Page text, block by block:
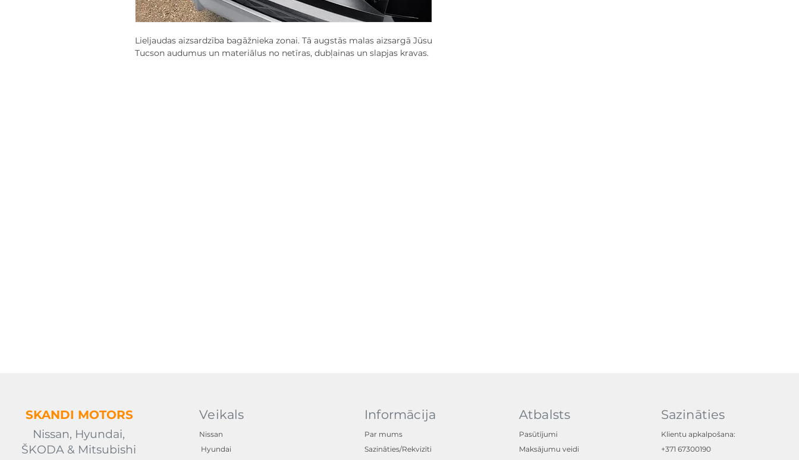
Lieljaudas aizsardzība bagāžnieka zonai. Tā augstās malas aizsargā Jūsu
Tucson audumus un materiālus no netīras, dubļainas un slapjas kravas.
SKANDI MOTORS
Nissan, Hyundai,
ŠKODA & Mitsubishi
Veikals
Nissan
Hyundai
Informācija
Par mums
Sazināties/Rekvizīti
Atbalsts
Pasūtījumi
Maksājumu veidi
Sazināties
Klientu apkalpošana:
+371 67300190